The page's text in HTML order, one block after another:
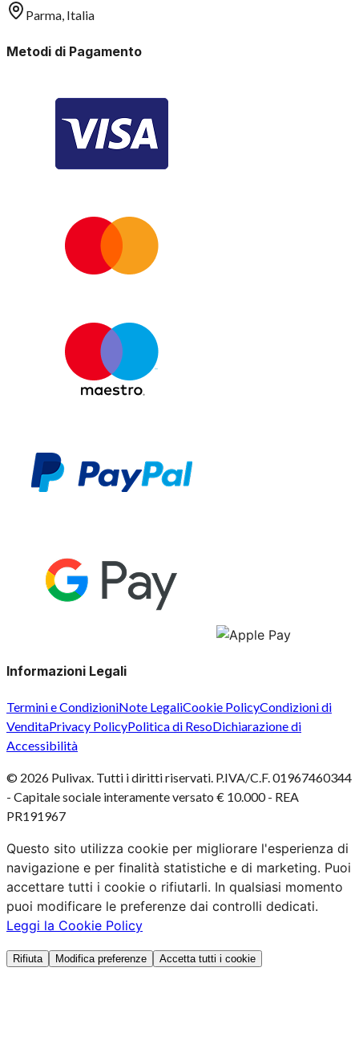
Parma, Italia
Metodi di Pagamento
Informazioni Legali
Termini e CondizioniNote LegaliCookie PolicyCondizioni di
VenditaPrivacy PolicyPolitica di ResoDichiarazione di
Accessibilità
© 2026 Pulivax. Tutti i diritti riservati. P.IVA/C.F. 01967460344
- Capitale sociale interamente versato € 10.000 - REA
PR191967
Questo sito utilizza cookie per migliorare l'esperienza di
navigazione e per finalità statistiche e di marketing. Puoi
accettare tutti i cookie o rifiutarli. In qualsiasi momento
puoi modificare le preferenze dai controlli dedicati.
Leggi la Cookie Policy
Rifiuta Modifica preferenze Accetta tutti i cookie